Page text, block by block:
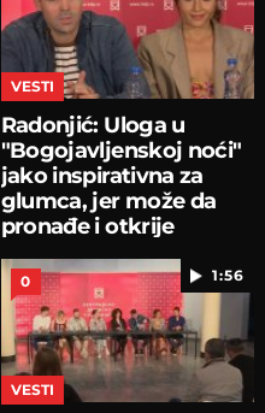
VESTI
Radonjić: Uloga u
"Bogojavljenskoj noći"
jako inspirativna za
glumca, jer može da
pronađe i otkrije
1:56
0
VESTI